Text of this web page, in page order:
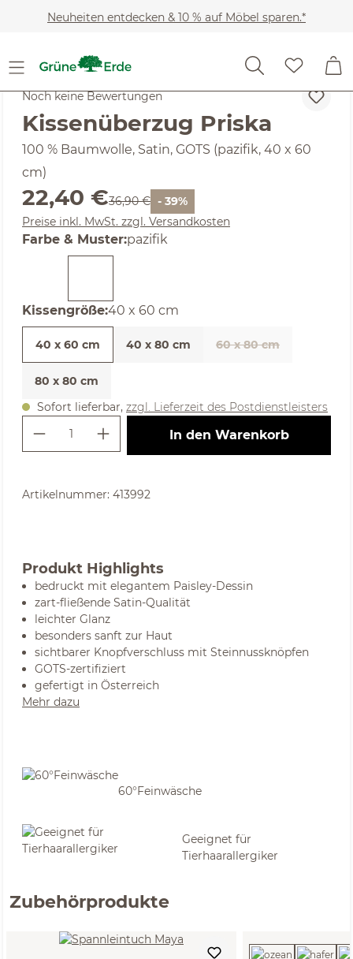
Zum Hauptinhalt springen
Neuheiten entdecken & 10 % auf Möbel sparen.*
Heimtextilien Bettwäsche-Sets
Kissenbezüge
Noch keine Bewertungen
Kissenüberzug Priska
100 % Baumwolle, Satin, GOTS (pazifik, 40 x 60
cm)
Verkaufspreis:
22,40 €Regulärer Preis:
36,90 € - 39%
Preise inkl. MwSt. zzgl. Versandkosten
Farbe & Musterauswählen
:pazifik
Kissengrößeauswählen
:40 x 60 cm
40 x 60 cm 40 x 80 cm 60 x 80 cm
80 x 80 cm
Sofort lieferbar, zzgl. Lieferzeit des Postdienstleisters
Produkt Anzahl: Gib den
In den Warenkorb
Artikelnummer: 413992
Produkt Highlights
bedruckt mit elegantem Paisley-Dessin
zart-fließende Satin-Qualität
leichter Glanz
besonders sanft zur Haut
sichtbarer Knopfverschluss mit Steinnussknöpfen
GOTS-zertifiziert
gefertigt in Österreich
Mehr dazu
60°Feinwäsche
Geeignet für
Tierhaarallergiker
Zubehörprodukte